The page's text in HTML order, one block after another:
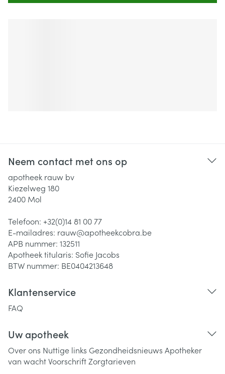
Neem contact met ons op
apotheek rauw bv
Kiezelweg 180
2400 Mol
Telefoon: +32(0)14 81 00 77
E-mailadres: rauw@apotheekcobra.be
APB nummer: 132511
Apotheek titularis: Sofie Jacobs
BTW nummer: BE0404213648
Klantenservice
FAQ
Uw apotheek
Over ons Nuttige links Gezondheidsnieuws Apotheker
van wachtVoorschriftZorgtarieven